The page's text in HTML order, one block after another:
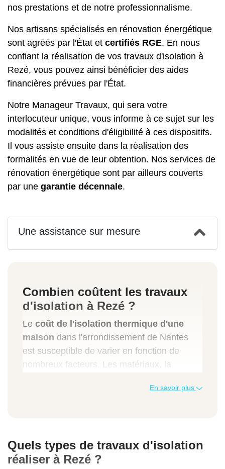
nos prestations et de notre professionnalisme.
Nos artisans spécialisés en rénovation énergétique
sont agréés par l'État et certifiés RGE. En nous
confiant la réalisation de vos travaux d'isolation à
Rezé, vous pouvez ainsi bénéficier des aides
financières prévues par l'État.
Notre Manageur Travaux, qui sera votre
interlocuteur unique, vous informe à ce sujet sur les
modalités et conditions d'éligibilité à ces dispositifs.
Il vous assiste ensuite dans la réalisation des
formalités en vue de leur obtention. Nos services de
rénovation énergétique sont par ailleurs couverts
par une garantie décennale.
Une assistance sur mesure
Combien coûtent les travaux
d'isolation à Rezé ?
Le coût de l'isolation thermique d'une
maison dans l'arrondissement de Nantes
est susceptible de varier en fonction de
nombreux facteurs. Les matériaux, la
d'éléments qui pourraient impacter le budget
bénéficiant d'une prestation de qualité,
tournez-vous simplement vers les
En savoir plus
Quels types de travaux d'isolation
réaliser à Rezé ?